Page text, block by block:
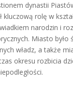
dynastii
kluczową rolę w
narodzin i
Miasto było
władz, a także
okresu rozbicia